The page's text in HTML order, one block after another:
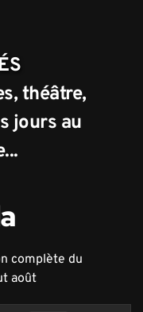
théâtre,
jours au
complète du
août